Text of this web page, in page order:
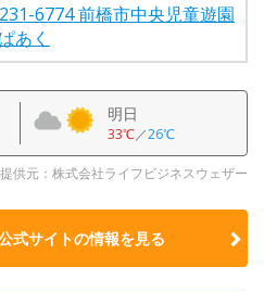
6774 前橋市中央児童遊園
あく
明日
33℃／26℃
供元：株式会社ライフビジネスウェザー
式サイトの情報を見る